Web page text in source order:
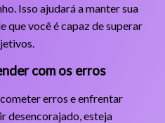
Isso ajudará a manter sua
que você é capaz de superar
com os erros
erros e enfrentar
desencorajado, esteja